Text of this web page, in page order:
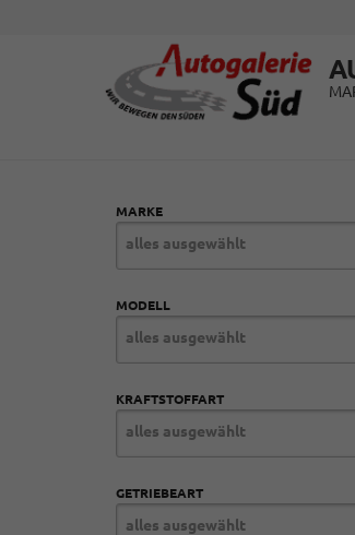
MARKE
alles ausgewählt
MODELL
alles ausgewählt
KRAFTSTOFFART
alles ausgewählt
GETRIEBEART
alles ausgewählt